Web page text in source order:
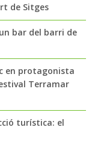
de Sitges
bar del barri de
en protagonista
Terramar
turística: el